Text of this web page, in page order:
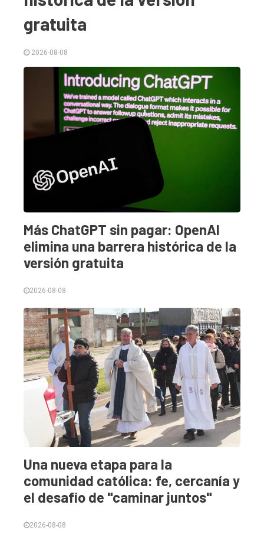
El
único
Tendencia
General
Política
Cultura
Entrevistas
Rural
Deportes
Fúnebres
Edición
Empresa
Nosotros
Contacto
gratuita
2026-08-08
Más ChatGPT sin pagar: OpenAI
elimina una barrera histórica de la
versión gratuita
2026-08-08
Una nueva etapa para la
comunidad católica: fe, cercanía y
el desafío de "caminar juntos"
2026-08-08